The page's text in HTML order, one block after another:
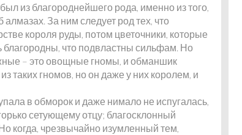
из благороднейшего рода, именно из того,
За ним следует род тех, что
короля руды, потом цветочники, которые
благородны, что подвластны сильфам. Но
– это овощные гномы, и обманшик
таких гномов, но он даже у них королем, и
в обморок и даже нимало не испугалась,
сетующему отцу; благосклонный
когда, чрезвычайно изумленный тем,